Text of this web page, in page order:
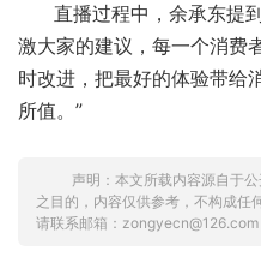
直播过程中，余承东提
激大家的建议，每一个消费
时改进，把最好的体验带给
所值。”
声明：本文所载内容源自于
之目的，内容仅供参考，不构成任
请联系邮箱：zongyecn@126.com